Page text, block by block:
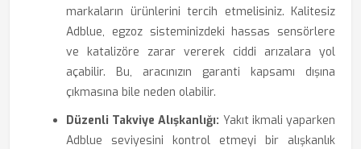
markaların ürünlerini tercih etmelisiniz. Kalitesiz
Adblue, egzoz sisteminizdeki hassas sensörlere
ve katalizöre zarar vererek ciddi arızalara yol
açabilir. Bu, aracınızın garanti kapsamı dışına
çıkmasına bile neden olabilir.
Düzenli Takviye Alışkanlığı: Yakıt ikmali yaparken
Adblue seviyesini kontrol etmeyi bir alışkanlık